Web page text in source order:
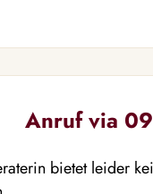
Anruf via
bietet leider